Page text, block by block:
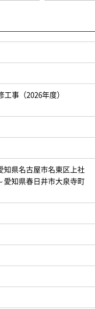
事（2026年度）
知県名古屋市名東区上社
愛知県春日井市大泉寺町